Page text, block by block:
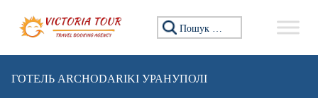
Пошук:
ГОТЕЛЬ ARCHODARIKI УРАНУПОЛІ